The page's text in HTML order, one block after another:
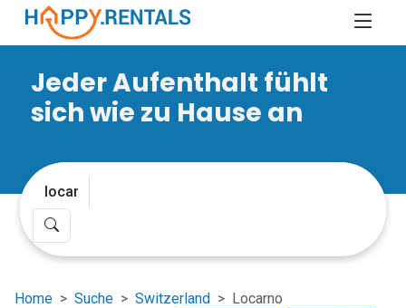
Jeder Aufenthalt fühlt
sich wie zu Hause an
Home Suche Switzerland Locarno